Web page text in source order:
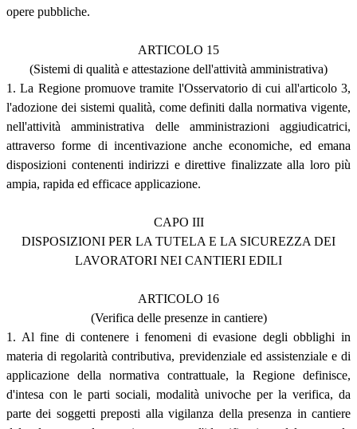
opere pubbliche.
ARTICOLO 15
(Sistemi di qualità e attestazione dell'attività amministrativa)
1. La Regione promuove tramite l'Osservatorio di cui all'articolo 3,
l'adozione dei sistemi qualità, come definiti dalla normativa vigente,
nell'attività amministrativa delle amministrazioni aggiudicatrici,
attraverso forme di incentivazione anche economiche, ed emana
disposizioni contenenti indirizzi e direttive finalizzate alla loro più
ampia, rapida ed efficace applicazione.
CAPO III
DISPOSIZIONI PER LA TUTELA E LA SICUREZZA DEI
LAVORATORI NEI CANTIERI EDILI
ARTICOLO 16
(Verifica delle presenze in cantiere)
1. Al fine di contenere i fenomeni di evasione degli obblighi in
materia di regolarità contributiva, previdenziale ed assistenziale e di
applicazione della normativa contrattuale, la Regione definisce,
d'intesa con le parti sociali, modalità univoche per la verifica, da
parte dei soggetti preposti alla vigilanza della presenza in cantiere